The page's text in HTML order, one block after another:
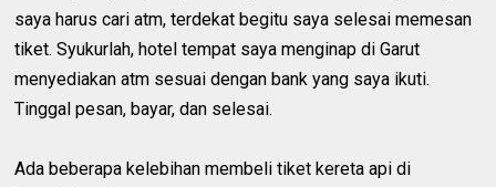
saya harus cari atm, terdekat begitu saya selesai memesan
tiket. Syukurlah, hotel tempat saya menginap di Garut
menyediakan atm sesuai dengan bank yang saya ikuti.
Tinggal pesan, bayar, dan selesai.
Ada beberapa kelebihan membeli tiket kereta api di